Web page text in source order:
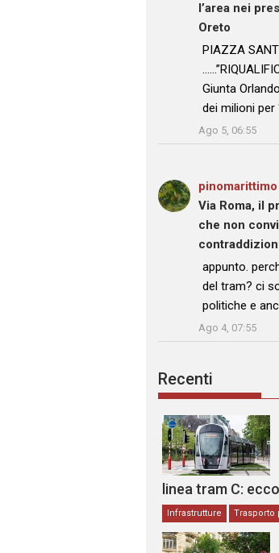
l’area nei
Oreto
: “
PIAZZA
Giunta
dei milioni per
Ago 5, 06:55
pinomarittimo
Via Roma, il
che non
: “
appunto.
del tram? ci
politiche e
Ago 4, 07:55
Recenti
linea tram C:
Infrastrutture Trasporto